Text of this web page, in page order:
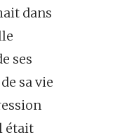
dans
ses
sa vie
était